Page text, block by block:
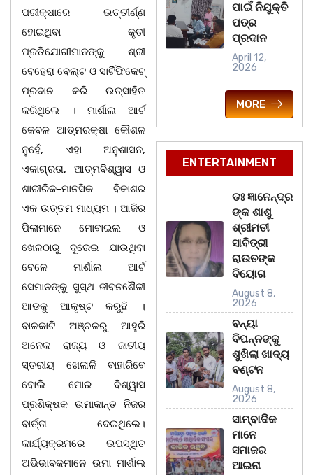
ପରୀକ୍ଷାରେ ଉତ୍ତୀର୍ଣ୍ଣ
ହୋଇଥିବା କୃତୀ
ପ୍ରତିଯୋଗୀମାନଙ୍କୁ ଶ୍ରୀ
ବେହେରା ବେଲ୍ଟ ଓ ସାର୍ଟିଫିକେଟ୍
ପ୍ରଦାନ କରି ଉତ୍ସାହିତ
କରିଥିଲେ । ମାର୍ଶାଲ ଆର୍ଟ
କେବଳ ଆତ୍ମରକ୍ଷା କୌଶଳ
ନୁହେଁ, ଏହା ଅନୁଶାସନ,
ଏକାଗ୍ରତା, ଆତ୍ମବିଶ୍ୱାସ ଓ
ଶାରୀରିକ-ମାନସିକ ବିକାଶର
ଏକ ଉତ୍ତମ ମାଧ୍ୟମ । ଆଜିର
ପିଲାମାନେ ମୋବାଇଲ ଓ
ଖେଳଠାରୁ ଦୂରେଇ ଯାଉଥିବା
ବେଳେ ମାର୍ଶାଲ ଆର୍ଟ
ସେମାନଙ୍କୁ ସୁସ୍ଥ ଜୀବନଶୈଳୀ
ଆଡକୁ ଆକୃଷ୍ଟ କରୁଛି ।
ବାଳକାଟି ଅଞ୍ଚଳରୁ ଆହୁରି
ଅନେକ ରାଜ୍ୟ ଓ ଜାତୀୟ
ସ୍ତରୀୟ ଖେଳାଳି ବାହାରିବେ
ବୋଲି ମୋର ବିଶ୍ୱାସ
ପ୍ରଶିକ୍ଷକ ଉମାକାନ୍ତ ନିଜର
ବାର୍ତ୍ତା ଦେଇଥିଲେ।
କାର୍ଯ୍ୟକ୍ରମରେ ଉପସ୍ଥିତ
ଅଭିଭାବକମାନେ ଉମା ମାର୍ଶାଲ
ପାଇଁ ନିଯୁକ୍ତି
ପତ୍ର
ପ୍ରଦାନ
April 12,
2026
MORE
ENTERTAINMENT
ଡଃ ଜ୍ଞାନେନ୍ଦ୍ର
ଙ୍କ ଶାଶୁ
ଶ୍ରୀମତୀ
ସାବିତ୍ରୀ
ରାଉତଙ୍କ
ବିୟୋଗ
August 8,
2026
ବନ୍ୟା
ବିପନ୍ନଙ୍କୁ
ଶୁଖିଲା ଖାଦ୍ୟ
ବଣ୍ଟନ
August 8,
2026
ସାମ୍ବାଦିକ
ମାନେ
ସମାଜର
ଆଇନା